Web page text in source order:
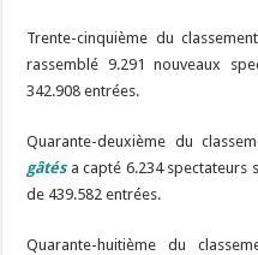
Trente-cinquième du
rassemblé 9.291 nouveaux
342.908 entrées.
Quarante-deuxième du
gâtésa capté 6.234 spectateurs
de 439.582 entrées.
Quarante-huitième du